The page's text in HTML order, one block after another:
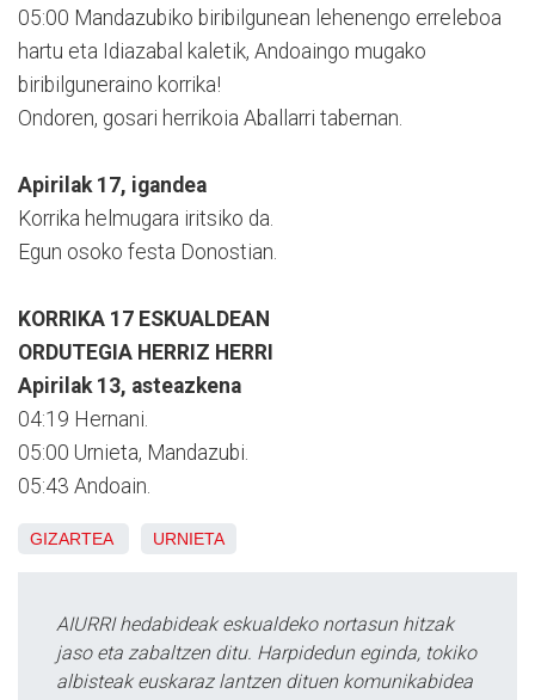
05:00 Mandazubiko biribilgunean lehenengo erreleboa
hartu eta Idiazabal kaletik, Andoaingo mugako
biribilguneraino korrika!
Ondoren, gosari herrikoia Aballarri tabernan.
Apirilak 17, igandea
Korrika helmugara iritsiko da.
Egun osoko festa Donostian.
KORRIKA 17 ESKUALDEAN
ORDUTEGIA HERRIZ HERRI
Apirilak 13, asteazkena
04:19 Hernani.
05:00 Urnieta, Mandazubi.
05:43 Andoain.
GIZARTEA URNIETA
AIURRI hedabideak eskualdeko nortasun hitzak
jaso eta zabaltzen ditu. Harpidedun eginda, tokiko
albisteak euskaraz lantzen dituen komunikabidea